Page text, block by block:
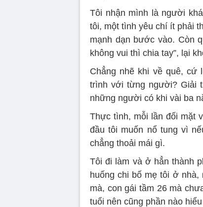
Tôi nhận mình là người
tôi, một tình yêu chí ít phải
mạnh dạn bước vào. Còn
không vui thì chia tay”, lại
Chẳng nhẽ khi về quê, cứ
trình với từng người? Giải
những người có khi vài ba
Thực tình, mỗi lần đối mặt
đầu tôi muốn nổ tung vì
chẳng thoải mái gì.
Tôi đi làm và ở hẳn thành
huống chi bố mẹ tôi ở
mà, con gái tầm 26 mà
tuổi nên cũng phần nào